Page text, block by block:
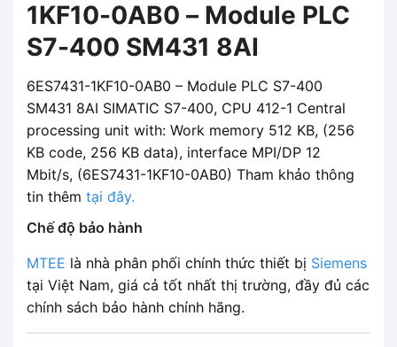
1KF10-0AB0 – Module PLC
S7-400 SM431 8AI
6ES7431-1KF10-0AB0 – Module PLC S7-400
SM431 8AI SIMATIC S7-400, CPU 412-1 Central
processing unit with: Work memory 512 KB, (256
KB code, 256 KB data), interface MPI/DP 12
Mbit/s, (6ES7431-1KF10-0AB0) Tham khảo thông
tin thêm tại đây.
Chế độ bảo hành
MTEE là nhà phân phối chính thức thiết bị Siemens
tại Việt Nam, giá cả tốt nhất thị trường, đầy đủ các
chính sách bảo hành chính hãng.